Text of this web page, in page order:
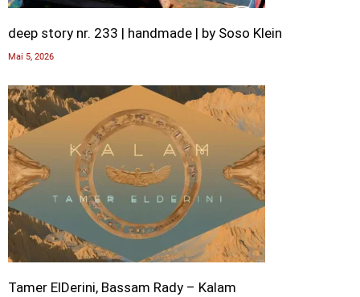
deep story nr. 233 | handmade | by Soso Klein
Mai 5, 2026
Tamer ElDerini, Bassam Rady – Kalam